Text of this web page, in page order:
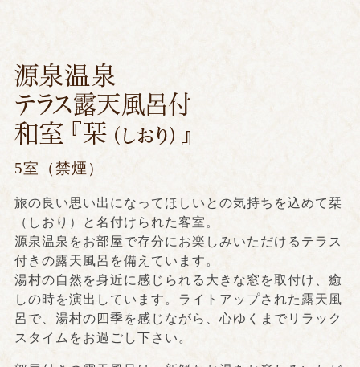
5室（禁煙）
旅の良い思い出になってほしいとの気持ちを込めて栞
（しおり）と名付けられた客室。
源泉温泉をお部屋で存分にお楽しみいただけるテラス
付きの露天風呂を備えています。
湯村の自然を身近に感じられる大きな窓を取付け、癒
しの時を演出しています。ライトアップされた露天風
呂で、湯村の四季を感じながら、心ゆくまでリラック
スタイムをお過ごし下さい。